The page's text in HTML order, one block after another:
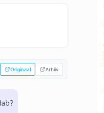
Originaal Arhiiv